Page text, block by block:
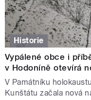
Historie
Vypálené obce i
v Hodoníně otevírá
V Památníku
Kunštátu začala nová